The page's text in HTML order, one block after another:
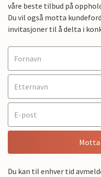
våre beste tilbud på
Du vil også motta
invitasjoner til å delta i
Motta
Du kan til enhver tid